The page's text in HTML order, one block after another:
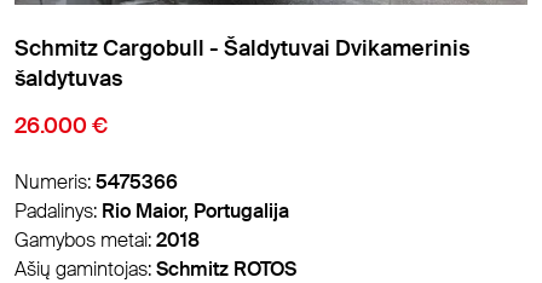
Schmitz Cargobull - Šaldytuvai standartinis
šaldytuvas
18.900 €
Numeris:5459626
Padalinys:Padborg, Danija
Gamybos metai:2018
Ašių gamintojas:Schmitz ROTOS